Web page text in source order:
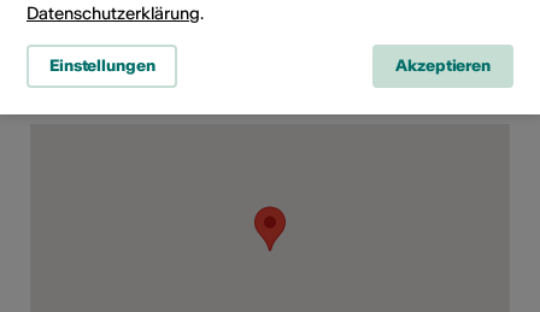
Veranstaltungsort
Datenschutzerklärung.
Einstellungen Akzeptieren